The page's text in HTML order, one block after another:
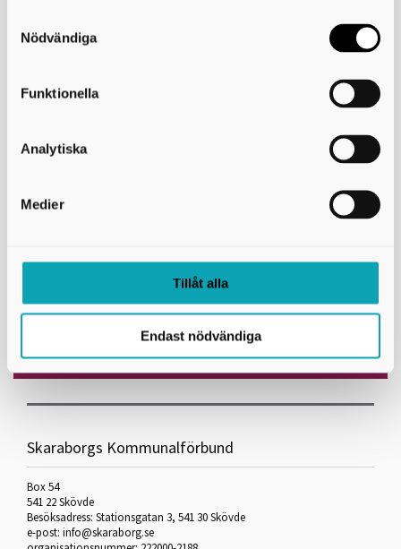
användning av kakor som du hittar längst ner på sidan
Nödvändiga
Funktionella
Analytiska
Medier
Tillåt alla
Endast nödvändiga
Hälsosamt ledarskap för psykisk hälsa inom idrotten
Aktiva och hållbara transporter
Mobilt dialoglabb
Folkhälsa i Skaraborg
Avtal och gemensam målbild
Skaraborgs Kommunalförbund
Box 54
541 22 Skövde
Besöksadress: Stationsgatan 3, 541 30 Skövde
e-post: info@skaraborg.se